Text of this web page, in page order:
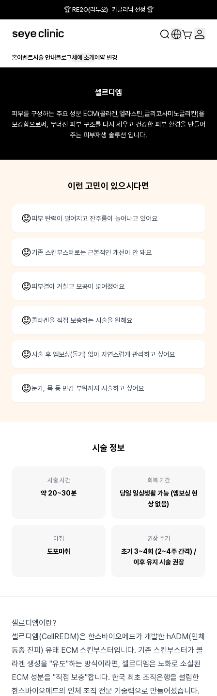
🏆 RE2O(리투오) 키클리닉 선정 🏆
홈이벤트시술 안내블로그세예 소개 예약 변경
셀르디엠
피부를 구성하는 주요 성분 ECM(콜라겐,엘라스틴,글리코사미노글리칸)을
보강함으로써, 무너진 피부 구조를 다시 세우고 건강한 피부 환경을 만들어
주는 피부재생 솔루션 입니다.
이런 고민이 있으시다면
😟피부 탄력이 떨어지고 잔주름이 늘어나고 있어요
😟기존 스킨부스터로는 근본적인 개선이 안 돼요
😟피부결이 거칠고 모공이 넓어졌어요
😟콜라겐을 직접 보충하는 시술을 원해요
😟시술 후 엠보싱(돌기) 없이 자연스럽게 관리하고 싶어요
😟눈가, 목 등 민감 부위까지 시술하고 싶어요
시술 정보
시술 시간
약 20~30분
회복 기간
당일 일상생활 가능 (엠보싱 현
상 없음)
마취
도포마취
권장 주기
초기 3~4회 (2~4주 간격) /
이후 유지 시술 권장
셀르디엠이란?
셀르디엠(CellREDM)은 한스바이오메드가 개발한 hADM(인체
동종 진피) 유래 ECM 스킨부스터입니다. 기존 스킨부스터가 콜
라겐 생성을 "유도"하는 방식이라면, 셀르디엠은 노화로 소실된
ECM 성분을 "직접 보충"합니다. 한국 최초 조직은행을 설립한
한스바이오메드의 인체 조직 전문 기술력으로 만들어졌습니다.